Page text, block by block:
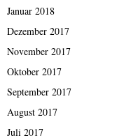
Januar 2018
Dezember 2017
November 2017
Oktober 2017
September 2017
August 2017
Juli 2017